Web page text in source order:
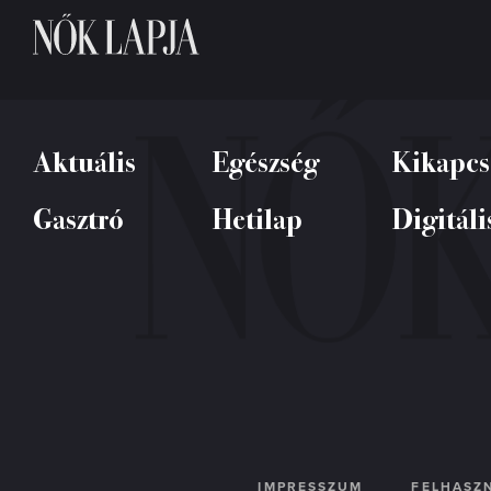
Aktuális Egészség
Kikapcs
Gasztró
Hetilap
IMPRESSZUM